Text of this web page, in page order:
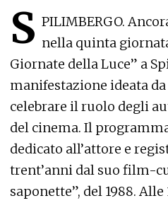
S PILIMBERGO.
nella quinta
Giornate della Luce” a
manifestazione ideata
celebrare il ruolo degli
del cinema. Il
dedicato all’attore e
trent’anni dal suo film-
saponette”, del 1988.